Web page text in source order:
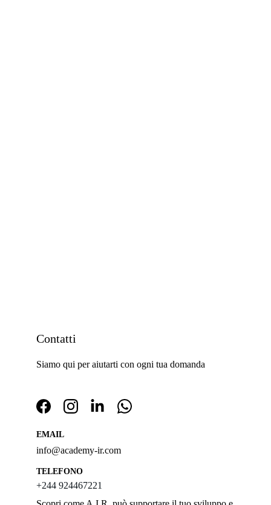
Contatti
Siamo qui per aiutarti con ogni tua domanda
EMAIL
TELEFONO
info@academy-ir.com
+244 924467221